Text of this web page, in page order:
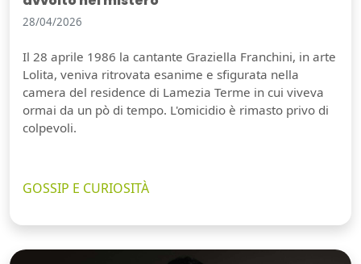
28/04/2026
Il 28 aprile 1986 la cantante Graziella Franchini, in arte
Lolita, veniva ritrovata esanime e sfigurata nella
camera del residence di Lamezia Terme in cui viveva
ormai da un pò di tempo. L'omicidio è rimasto privo di
colpevoli.
GOSSIP E CURIOSITÀ